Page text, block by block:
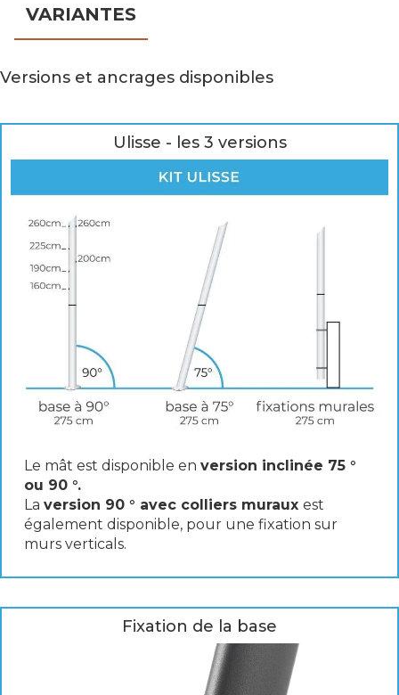
VARIANTES
Versions et ancrages disponibles
Ulisse - les 3 versions
Le mât est disponible en version inclinée 75 °
ou 90 °.
La version 90 ° avec colliers muraux est
également disponible, pour une fixation sur
murs verticals.
Fixation de la base